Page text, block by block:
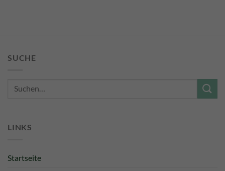
SUCHE
Suche
LINKS
Startseite